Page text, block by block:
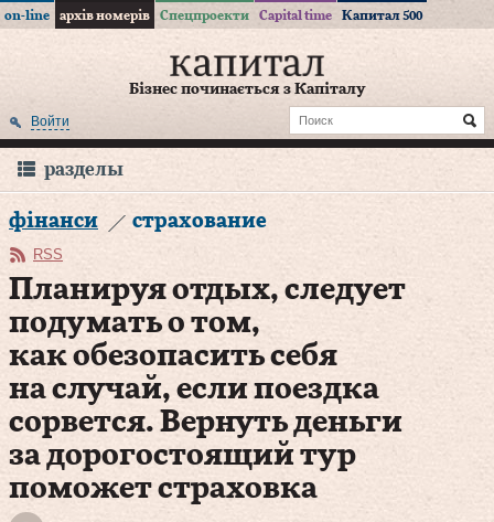
on-line архів номерів Спецпроекти Capital time Капитал 500
Бізнес починається з Капіталу
Войти
разделы
фінанси страхование
RSS
Планируя отдых, следует
подумать о том,
как обезопасить себя
на случай, если поездка
сорвется. Вернуть деньги
за дорогостоящий тур
поможет страховка